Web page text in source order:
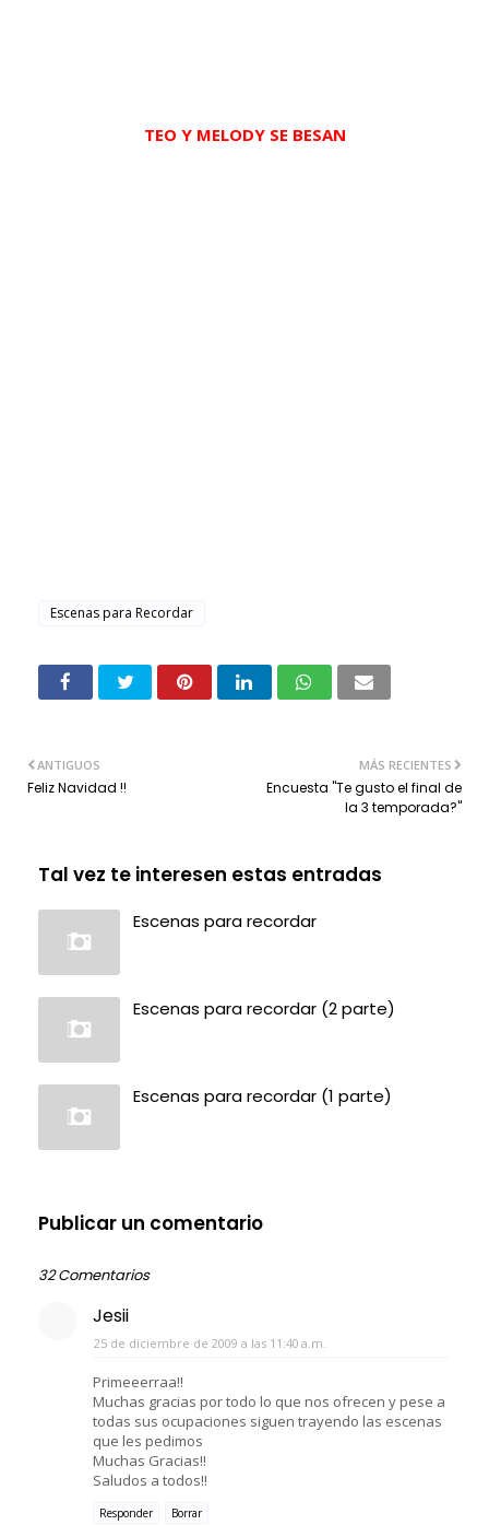
TEO Y MELODY SE BESAN
Escenas para Recordar
MÁS RECIENTES
Encuesta "Te gusto el final de
la 3 temporada?"
ANTIGUOS
Feliz Navidad !!
Tal vez te interesen estas entradas
Escenas para recordar
Escenas para recordar (2 parte)
Escenas para recordar (1 parte)
Publicar un comentario
32 Comentarios
Jesii
25 de diciembre de 2009 a las 11:40 a.m.
Primeeerraa!!
Muchas gracias por todo lo que nos ofrecen y pese a
todas sus ocupaciones siguen trayendo las escenas
que les pedimos
Muchas Gracias!!
Saludos a todos!!
Responder Borrar